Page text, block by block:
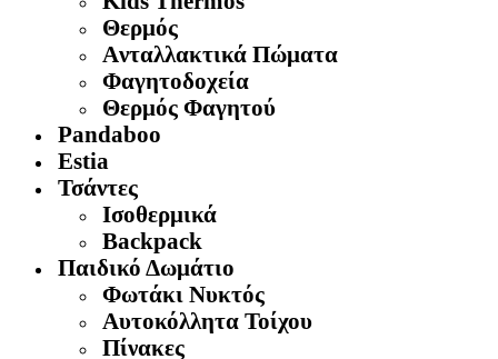
Θερμός
Aνταλλακτικά Πώματα
Φαγητοδοχεία
Θερμός Φαγητού
Pandaboo
Estia
Τσάντες
Ισοθερμικά
Backpack
Παιδικό Δωμάτιο
Φωτάκι Νυκτός
Αυτοκόλλητα Τοίχου
Πίνακες